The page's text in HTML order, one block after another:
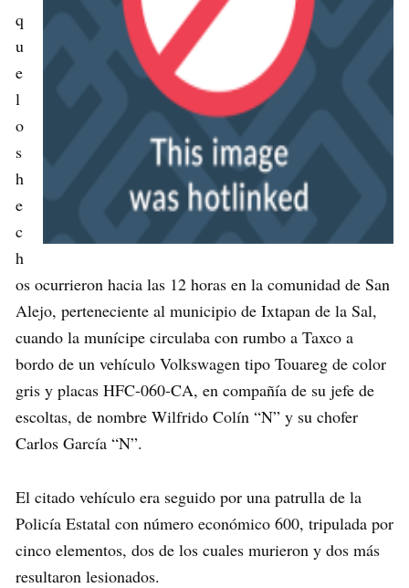
q
u
e
l
o
s
h
e
c
h
os ocurrieron hacia las 12 horas en la comunidad de San
Alejo, perteneciente al municipio de Ixtapan de la Sal,
cuando la munícipe circulaba con rumbo a Taxco a
bordo de un vehículo Volkswagen tipo Touareg de color
gris y placas HFC-060-CA, en compañía de su jefe de
escoltas, de nombre Wilfrido Colín “N” y su chofer
Carlos García “N”.
El citado vehículo era seguido por una patrulla de la
Policía Estatal con número económico 600, tripulada por
cinco elementos, dos de los cuales murieron y dos más
resultaron lesionados.